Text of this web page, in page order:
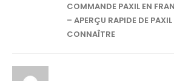
COMMANDE PAXIL EN
– APERÇU RAPIDE DE
CONNAÎTRE